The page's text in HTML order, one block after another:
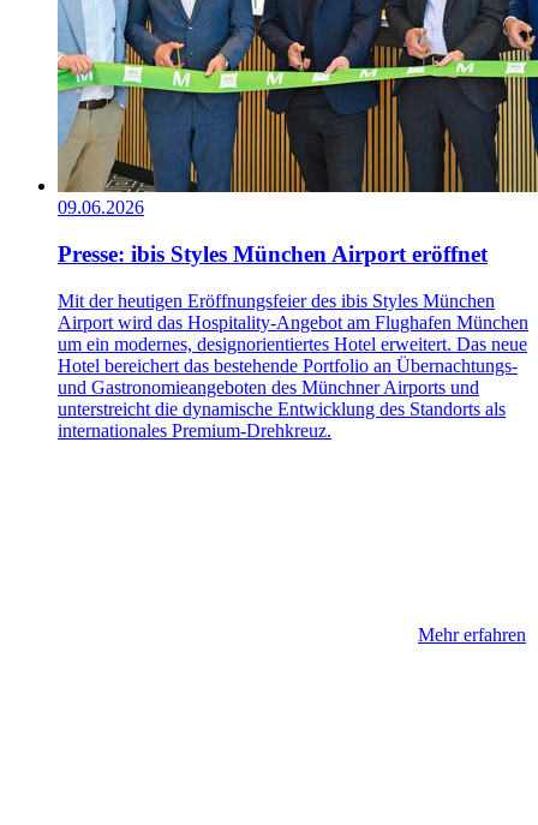
09.06.2026
Presse: ibis Styles München Airport eröffnet
Mit der heutigen Eröffnungsfeier des ibis Styles München
Airport wird das Hospitality-Angebot am Flughafen München
um ein modernes, designorientiertes Hotel erweitert. Das neue
Hotel bereichert das bestehende Portfolio an Übernachtungs-
und Gastronomieangeboten des Münchner Airports und
unterstreicht die dynamische Entwicklung des Standorts als
internationales Premium-Drehkreuz.
Mehr erfahren